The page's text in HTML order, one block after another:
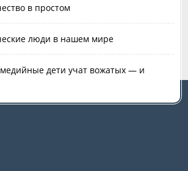
в простом
люди в нашем мире
дети учат вожатых — и